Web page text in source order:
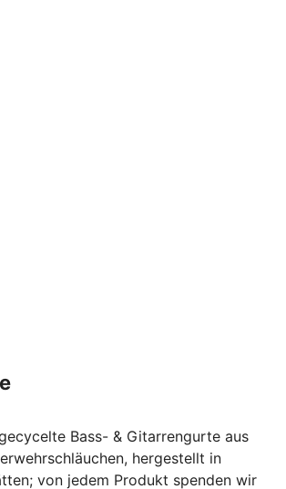
Bass- & Gitarrengurte aus
hergestellt in
von jedem Produkt spenden wir